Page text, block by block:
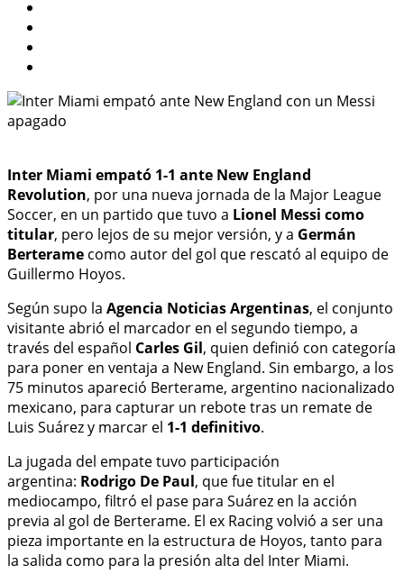
Inter Miami empató 1-1 ante New England
Revolution, por una nueva jornada de la Major League
Soccer, en un partido que tuvo a Lionel Messi como
titular, pero lejos de su mejor versión, y a Germán
Berterame como autor del gol que rescató al equipo de
Guillermo Hoyos.
Según supo la Agencia Noticias Argentinas, el conjunto
visitante abrió el marcador en el segundo tiempo, a
través del español Carles Gil, quien definió con categoría
para poner en ventaja a New England. Sin embargo, a los
75 minutos apareció Berterame, argentino nacionalizado
mexicano, para capturar un rebote tras un remate de
Luis Suárez y marcar el 1-1 definitivo.
La jugada del empate tuvo participación
argentina: Rodrigo De Paul, que fue titular en el
mediocampo, filtró el pase para Suárez en la acción
previa al gol de Berterame. El ex Racing volvió a ser una
pieza importante en la estructura de Hoyos, tanto para
la salida como para la presión alta del Inter Miami.